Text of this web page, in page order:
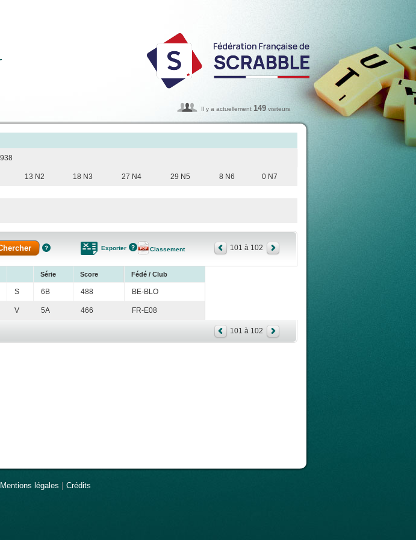
Il y a actuellement 149 visiteurs
938
13 N2 18 N3 27 N4 29 N5 8 N6 0 N7
Exporter Classement 101 à 102
Série Score Fédé / Club
S 6B 488 BE-BLO
V 5A 466 FR-E08
101 à 102
Mentions légales Crédits